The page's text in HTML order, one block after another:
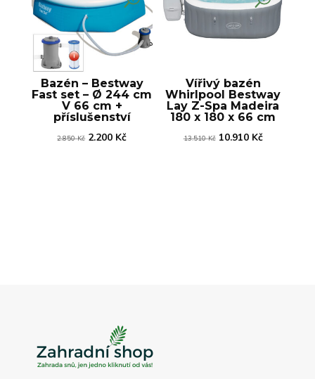
Bazén – Bestway
Fast set – Ø 244 cm
V 66 cm +
příslušenství
2.850Kč Původní
2.200 KčAktuální
Vířivý bazén
Whirlpool Bestway
Lay Z-Spa Madeira
180 x 180 x 66 cm
13.510Kč Původní
10.910 KčAktuální